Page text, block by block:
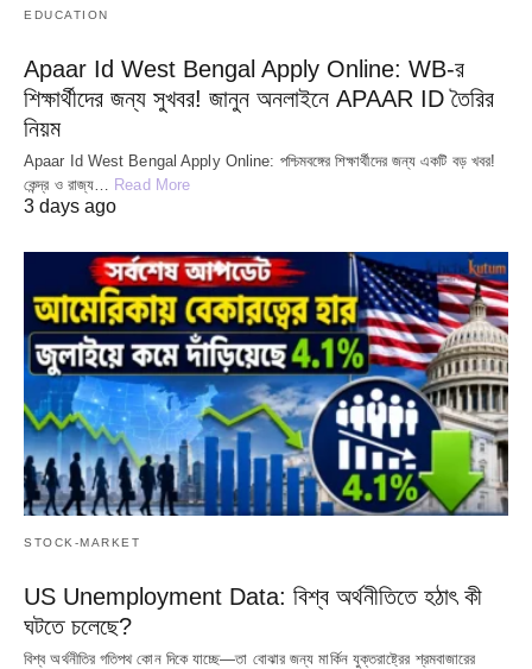
EDUCATION
Apaar Id West Bengal Apply Online: WB-র
শিক্ষার্থীদের জন্য সুখবর! জানুন অনলাইনে APAAR ID তৈরির
নিয়ম
Apaar Id West Bengal Apply Online: পশ্চিমবঙ্গের শিক্ষার্থীদের জন্য একটি বড় খবর!
কেন্দ্র ও রাজ্য… Read More
3 days ago
STOCK-MARKET
US Unemployment Data: বিশ্ব অর্থনীতিতে হঠাৎ কী
ঘটতে চলেছে?
বিশ্ব অর্থনীতির গতিপথ কোন দিকে যাচ্ছে—তা বোঝার জন্য মার্কিন যুক্তরাষ্ট্রের শ্রমবাজারের